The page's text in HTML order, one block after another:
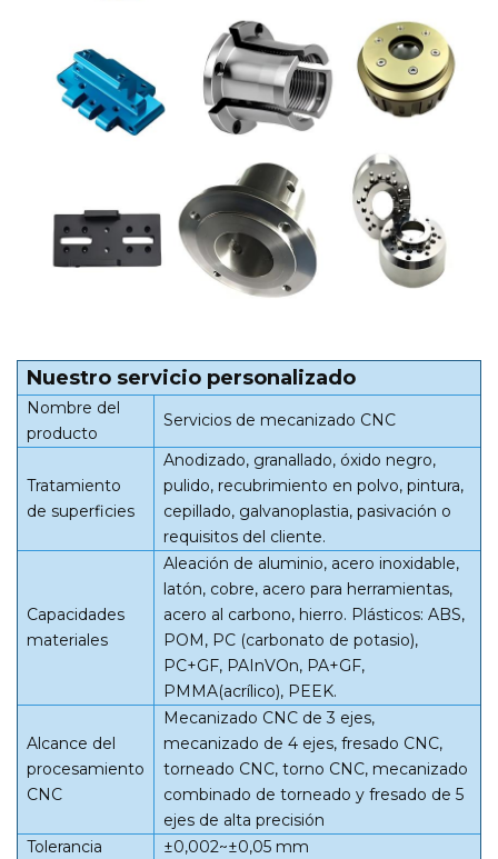
Nuestro servicio personalizado
Nombre del
producto
Servicios de mecanizado CNC
Tratamiento
de superficies
Anodizado, granallado, óxido negro,
pulido, recubrimiento en polvo, pintura,
cepillado, galvanoplastia, pasivación o
requisitos del cliente.
Capacidades
materiales
Aleación de aluminio, acero inoxidable,
latón, cobre, acero para herramientas,
acero al carbono, hierro. Plásticos: ABS,
POM, PC (carbonato de potasio),
PC+GF, PAInVOn, PA+GF,
PMMA(acrílico), PEEK.
Alcance del
procesamiento
CNC
Mecanizado CNC de 3 ejes,
mecanizado de 4 ejes, fresado CNC,
torneado CNC, torno CNC, mecanizado
combinado de torneado y fresado de 5
ejes de alta precisión
Tolerancia
±0,002~±0,05 mm